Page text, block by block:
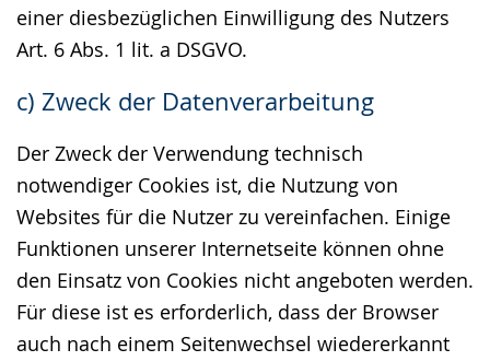
einer diesbezüglichen Einwilligung des Nutzers
Art. 6 Abs. 1 lit. a DSGVO.
c) Zweck der Datenverarbeitung
Der Zweck der Verwendung technisch
notwendiger Cookies ist, die Nutzung von
Websites für die Nutzer zu vereinfachen. Einige
Funktionen unserer Internetseite können ohne
den Einsatz von Cookies nicht angeboten werden.
Für diese ist es erforderlich, dass der Browser
auch nach einem Seitenwechsel wiedererkannt